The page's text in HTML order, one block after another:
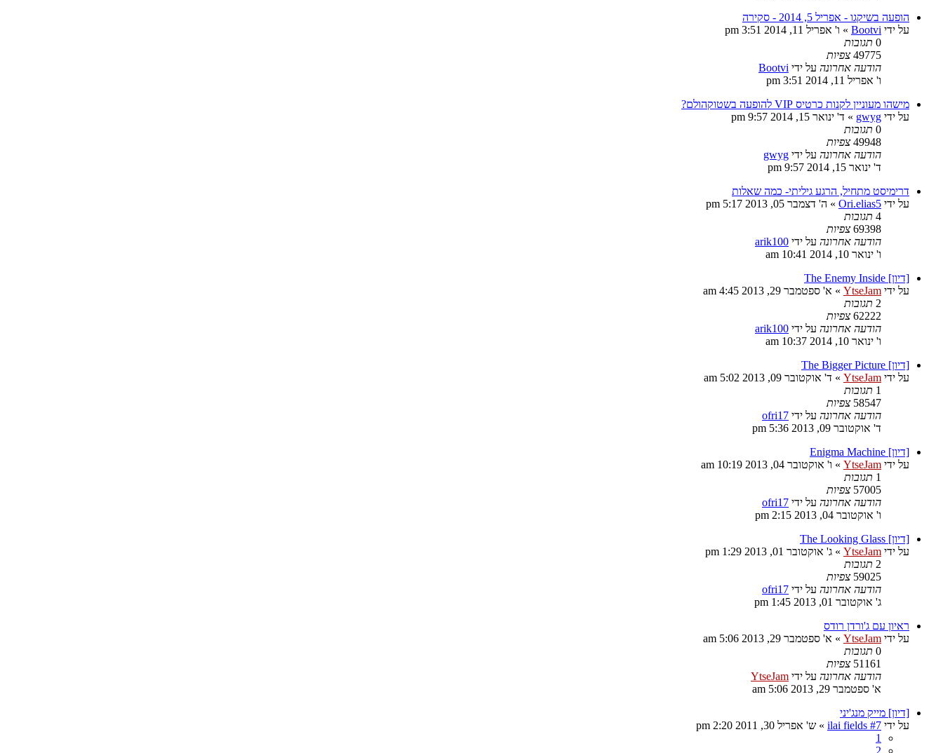
הופעה בשיקגו - אפריל 5, 2014 - סקירה
על ידי Bootvi
» ו' אפריל 11, 2014 3:51 pm
0 תגובות
49775 צפיות
הודעה אחרונה על ידי Bootvi
ו' אפריל 11, 2014 3:51 pm
מישהו מעוניין לקנות כרטיס VIP להופעה בשטוקהולם?
על ידי gwyg
» ד' ינואר 15, 2014 9:57 pm
0 תגובות
49948 צפיות
הודעה אחרונה על ידי gwyg
ד' ינואר 15, 2014 9:57 pm
דרימיסט מתחיל, הרגע גיליתי- כמה שאלות
על ידי Ori.elias5
» ה' דצמבר 05, 2013 5:17 pm
4 תגובות
69398 צפיות
הודעה אחרונה על ידי arik100
ו' ינואר 10, 2014 10:41 am
[דיון] The Enemy Inside
על ידי YtseJam
» א' ספטמבר 29, 2013 4:45 am
2 תגובות
62222 צפיות
הודעה אחרונה על ידי arik100
ו' ינואר 10, 2014 10:37 am
[דיון] The Bigger Picture
על ידי YtseJam
» ד' אוקטובר 09, 2013 5:02 am
1 תגובות
58547 צפיות
הודעה אחרונה על ידי ofri17
ד' אוקטובר 09, 2013 5:36 pm
[דיון] Enigma Machine
על ידי YtseJam
» ו' אוקטובר 04, 2013 10:19 am
1 תגובות
57005 צפיות
הודעה אחרונה על ידי ofri17
ו' אוקטובר 04, 2013 2:15 pm
[דיון] The Looking Glass
על ידי YtseJam
» ג' אוקטובר 01, 2013 1:29 pm
2 תגובות
59025 צפיות
הודעה אחרונה על ידי ofri17
ג' אוקטובר 01, 2013 1:45 pm
ראיון עם ג'ורדן רודס
על ידי YtseJam
» א' ספטמבר 29, 2013 5:06 am
0 תגובות
51161 צפיות
הודעה אחרונה על ידי YtseJam
א' ספטמבר 29, 2013 5:06 am
[דיון] מייק מנג'יני
על ידי ilai fields #7
» ש' אפריל 30, 2011 2:20 pm
1
2